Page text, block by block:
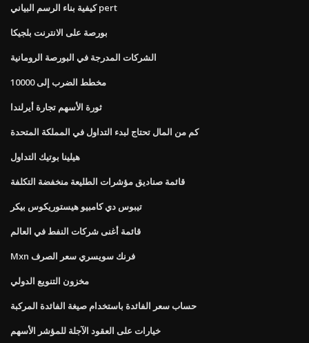
كيفية بناء الرسم البياني pert
بورصة على الانترنت بلجيكا
الشركات المدرجة في البورصة الرومانية
مخطط الضرب إلى 10000
ثورة الأسهم تجارة أيرلندا
كم من المال تحتاج لبدء التداول في المملكة المتحدة
هيلينا بوتيك التداول
قائمة صناديق مؤشرات الطليعة منخفضة التكلفة
تيبوس دي كامبيو هيستوريكوس بيكر
قائمة أغنى شركات النفط في العالم
Mxn فرنك سويسري سعر الصرف
مخزون التنويع الدولي
حساب سعر الفائدة باستخدام صيغة الفائدة المركبة
خيارات على العقود الآجلة للمؤشر الأسهم